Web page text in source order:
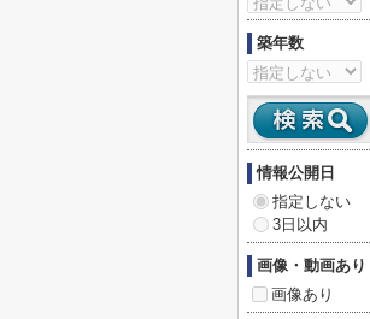
築年数
情報公開日
指定しない
3日以内
画像・動画あり
画像あり